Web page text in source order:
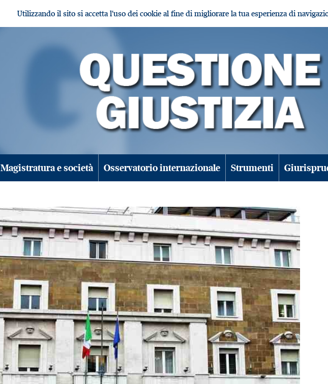
Utilizzando il sito si accetta l'uso dei cookie al fine di migliorare la tua esperienza di
Magistratura e società Osservatorio internazionale Strumenti